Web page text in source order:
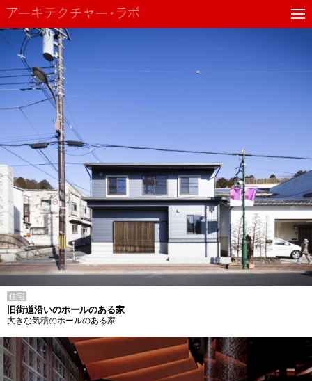
住宅
旧街道沿いのホールのある家
大きな気積のホールのある家